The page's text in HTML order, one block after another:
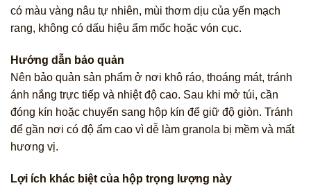
có màu vàng nâu tự nhiên, mùi thơm dịu của yến mạch
rang, không có dấu hiệu ẩm mốc hoặc vón cục.
Hướng dẫn bảo quản
Nên bảo quản sản phẩm ở nơi khô ráo, thoáng mát, tránh
ánh nắng trực tiếp và nhiệt độ cao. Sau khi mở túi, cần
đóng kín hoặc chuyển sang hộp kín để giữ độ giòn. Tránh
để gần nơi có độ ẩm cao vì dễ làm granola bị mềm và mất
hương vị.
Lợi ích khác biệt của hộp trọng lượng này